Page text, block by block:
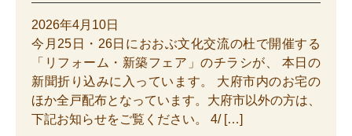
2026年4月10日
今月25日・26日におおぶ文化交流の杜で開催する
「リフォーム・新築フェア」のチラシが、 本日の
新聞折り込みに入っています。 大府市内のお宅の
ほか全戸配布となっています。大府市以外の方は、
下記お知らせをご覧ください。 4/ […]